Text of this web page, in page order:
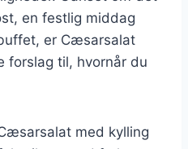
en festlig middag
er Cæsarsalat
forslag til, hvornår du
med kylling